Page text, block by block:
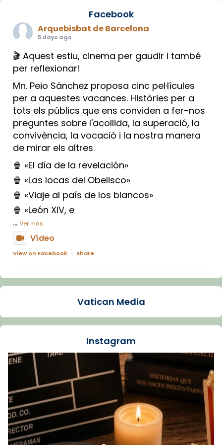
Facebook
Arquebisbat de Barcelona
5 days ago
🎬 Aquest estiu, cinema per gaudir i també
per reflexionar!
Mn. Peio Sánchez proposa cinc pel·lícules
per a aquestes vacances. Històries per a
tots els públics que ens conviden a fer-nos
preguntes sobre l'acollida, la superació, la
convivència, la vocació i la nostra manera
de mirar els altres.
🍿 «El día de la revelación»
🍿 «Las locas del Obelisco»
🍿 «Viaje al país de los blancos»
🍿 «León XIV, e
... Ver más
Vídeo
View on Facebook · Share
Arquebisbat de Barcelona
La Carmina va patir depressió. Fa gairebé
dos mesos, a l'Estadi Lluís Companys, la
Recupera l'entrevista comp
Vatican
tican News 👇
www.vaticannews.va/es/iglesia/news/2026-
07/carmina-historia-depresion-papa-viaje-
espana-testimoni...
Foto
Vatican Media
Instagram